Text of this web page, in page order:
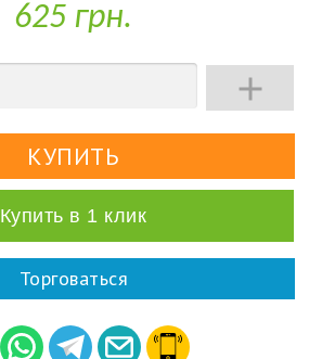
625 грн.

Купить в 1 клик
Торговаться